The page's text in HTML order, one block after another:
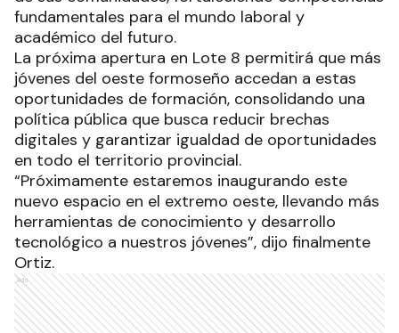
fundamentales para el mundo laboral y
académico del futuro.
La próxima apertura en Lote 8 permitirá que más
jóvenes del oeste formoseño accedan a estas
oportunidades de formación, consolidando una
política pública que busca reducir brechas
digitales y garantizar igualdad de oportunidades
en todo el territorio provincial.
“Próximamente estaremos inaugurando este
nuevo espacio en el extremo oeste, llevando más
herramientas de conocimiento y desarrollo
tecnológico a nuestros jóvenes”, dijo finalmente
Ortiz.
Ads